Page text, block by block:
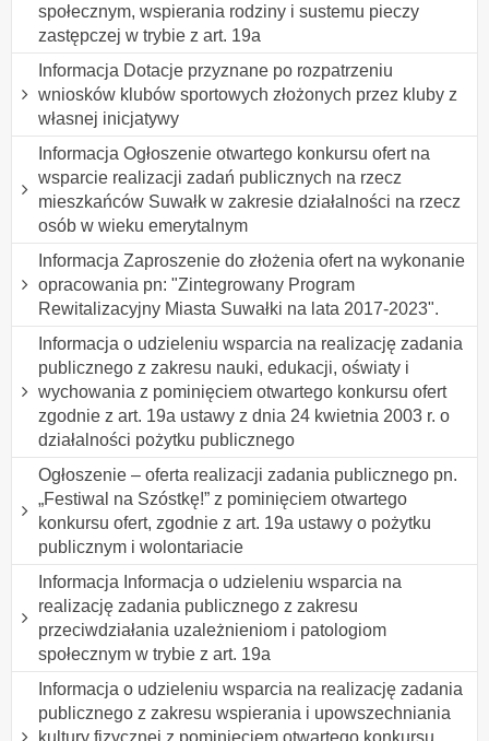
społecznym, wspierania rodziny i sustemu pieczy
zastępczej w trybie z art. 19a
Informacja Dotacje przyznane po rozpatrzeniu
wniosków klubów sportowych złożonych przez kluby z
własnej inicjatywy
Informacja Ogłoszenie otwartego konkursu ofert na
wsparcie realizacji zadań publicznych na rzecz
mieszkańców Suwałk w zakresie działalności na rzecz
osób w wieku emerytalnym
Informacja Zaproszenie do złożenia ofert na wykonanie
opracowania pn: "Zintegrowany Program
Rewitalizacyjny Miasta Suwałki na lata 2017-2023".
Informacja o udzieleniu wsparcia na realizację zadania
publicznego z zakresu nauki, edukacji, oświaty i
wychowania z pominięciem otwartego konkursu ofert
zgodnie z art. 19a ustawy z dnia 24 kwietnia 2003 r. o
działalności pożytku publicznego
Ogłoszenie – oferta realizacji zadania publicznego pn.
„Festiwal na Szóstkę!” z pominięciem otwartego
konkursu ofert, zgodnie z art. 19a ustawy o pożytku
publicznym i wolontariacie
Informacja Informacja o udzieleniu wsparcia na
realizację zadania publicznego z zakresu
przeciwdziałania uzależnieniom i patologiom
społecznym w trybie z art. 19a
Informacja o udzieleniu wsparcia na realizację zadania
publicznego z zakresu wspierania i upowszechniania
kultury fizycznej z pominięciem otwartego konkursu